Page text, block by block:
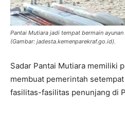
Pantai Mutiara jadi tempat bermain
(Gambar: jadesta.kemenparekraf.go.id).
Sadar Pantai Mutiara memiliki
membuat pemerintah
fasilitas-fasilitas penunjang di